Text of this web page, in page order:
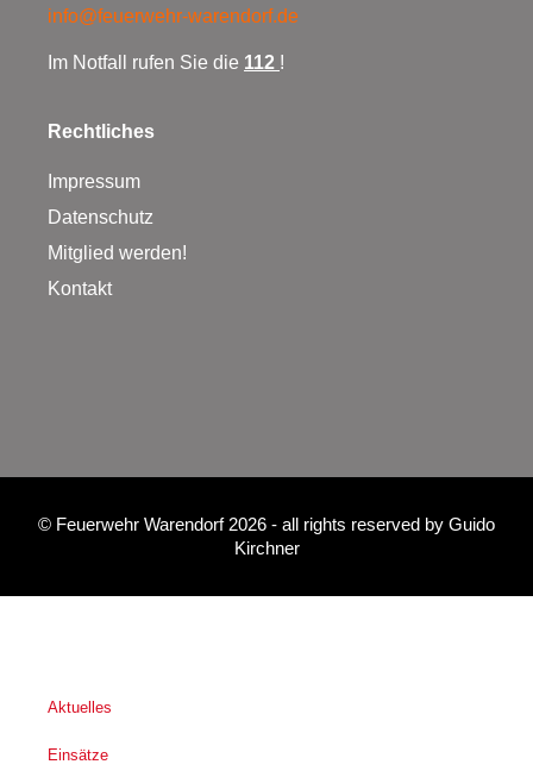
info@feuerwehr-warendorf.de
Im Notfall rufen Sie die 112 !
Rechtliches
Impressum
Datenschutz
Mitglied werden!
Kontakt
© Feuerwehr Warendorf 2026 - all rights reserved by Guido
Kirchner
Aktuelles
Einsätze